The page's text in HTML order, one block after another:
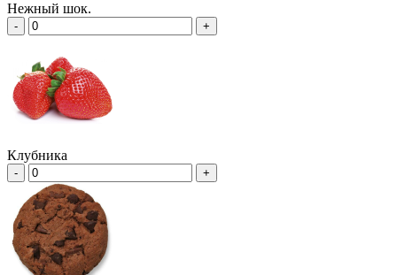
Нежный шок.
- +
Клубника
- +